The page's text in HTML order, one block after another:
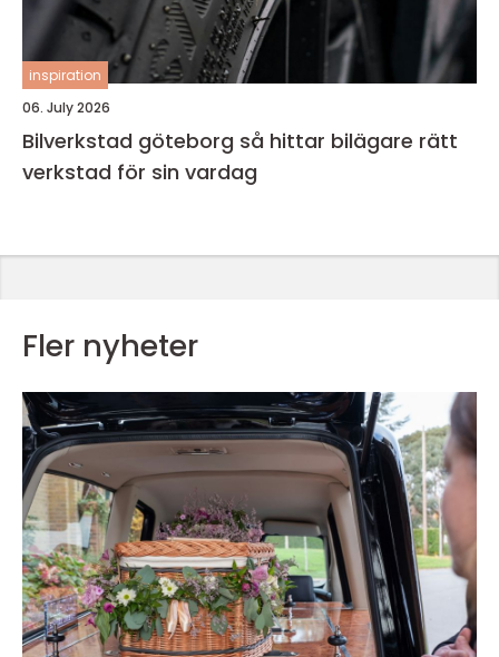
inspiration
06. July 2026
Bilverkstad göteborg så hittar bilägare rätt
verkstad för sin vardag
Fler nyheter